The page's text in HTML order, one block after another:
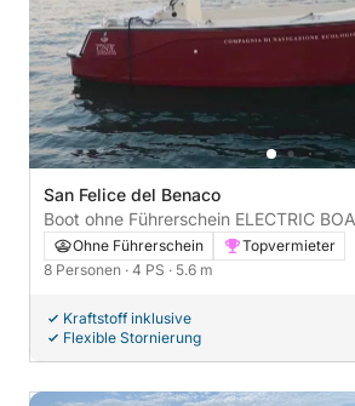
San Felice del Benaco
Boot ohne Führerschein ELECTRIC BOAT Ecowatt
8 posti 4PS
Ohne Führerschein
Topvermieter
8 Personen · 4 PS · 5.6 m
Kraftstoff inklusive
Flexible Stornierung